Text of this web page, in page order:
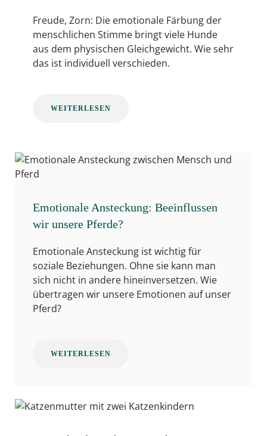
Freude, Zorn: Die emotionale Färbung der
menschlichen Stimme bringt viele Hunde
aus dem physischen Gleichgewicht. Wie sehr
das ist individuell verschieden.
WEITERLESEN
Emotionale Ansteckung: Beeinflussen
wir unsere Pferde?
Emotionale Ansteckung ist wichtig für
soziale Beziehungen. Ohne sie kann man
sich nicht in andere hineinversetzen. Wie
übertragen wir unsere Emotionen auf unser
Pferd?
WEITERLESEN